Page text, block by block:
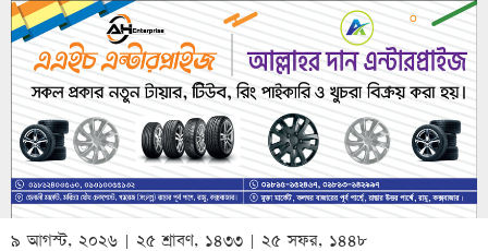
৯ আগস্ট, ২০২৬ | ২৫ শ্রাবণ, ১৪৩৩ | ২৫ সফর, ১৪৪৮